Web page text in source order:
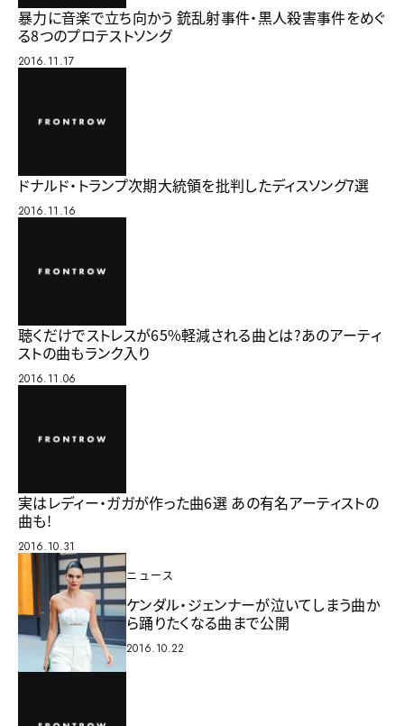
暴力に音楽で立ち向かう 銃乱射事件・黒人殺害事件をめぐ
る8つのプロテストソング
2016.11.17
ドナルド・トランプ次期大統領を批判したディスソング7選
2016.11.16
聴くだけでストレスが65%軽減される曲とは?あのアーティ
ストの曲もランク入り
2016.11.06
実はレディー・ガガが作った曲6選 あの有名アーティストの
曲も!
2016.10.31
ニュース
ケンダル・ジェンナーが泣いてしまう曲か
ら踊りたくなる曲まで公開
2016.10.22